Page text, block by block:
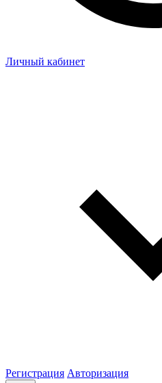
Личный кабинет
Регистрация Авторизация